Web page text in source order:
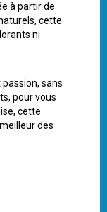
à partir de
cette
ni
sans
pour vous
cette
des